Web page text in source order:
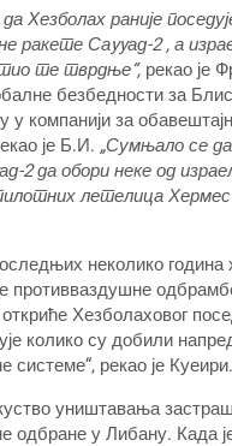
Хезболах раније
ракете Саyyад-2 , а
те тврдње“, рекао је
безбедности за
у компанији за
је Б.И. „Сумњало се
2 да обори неке од
летелица
неколико година
противваздушне
Хезболаховог
колико су добили
системе“, рекао је Куеири.
уништавања
одбране у Либану. Када